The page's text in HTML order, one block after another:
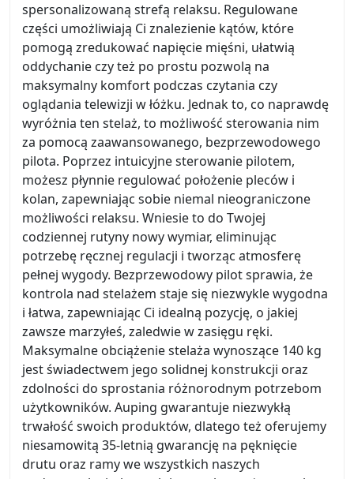
spersonalizowaną strefą relaksu. Regulowane
części umożliwiają Ci znalezienie kątów, które
pomogą zredukować napięcie mięśni, ułatwią
oddychanie czy też po prostu pozwolą na
maksymalny komfort podczas czytania czy
oglądania telewizji w łóżku. Jednak to, co naprawdę
wyróżnia ten stelaż, to możliwość sterowania nim
za pomocą zaawansowanego, bezprzewodowego
pilota. Poprzez intuicyjne sterowanie pilotem,
możesz płynnie regulować położenie pleców i
kolan, zapewniając sobie niemal nieograniczone
możliwości relaksu. Wniesie to do Twojej
codziennej rutyny nowy wymiar, eliminując
potrzebę ręcznej regulacji i tworząc atmosferę
pełnej wygody. Bezprzewodowy pilot sprawia, że
kontrola nad stelażem staje się niezwykle wygodna
i łatwa, zapewniając Ci idealną pozycję, o jakiej
zawsze marzyłeś, zaledwie w zasięgu ręki.
Maksymalne obciążenie stelaża wynoszące 140 kg
jest świadectwem jego solidnej konstrukcji oraz
zdolności do sprostania różnorodnym potrzebom
użytkowników. Auping gwarantuje niezwykłą
trwałość swoich produktów, dlatego też oferujemy
niesamowitą 35-letnią gwarancję na pęknięcie
drutu oraz ramy we wszystkich naszych